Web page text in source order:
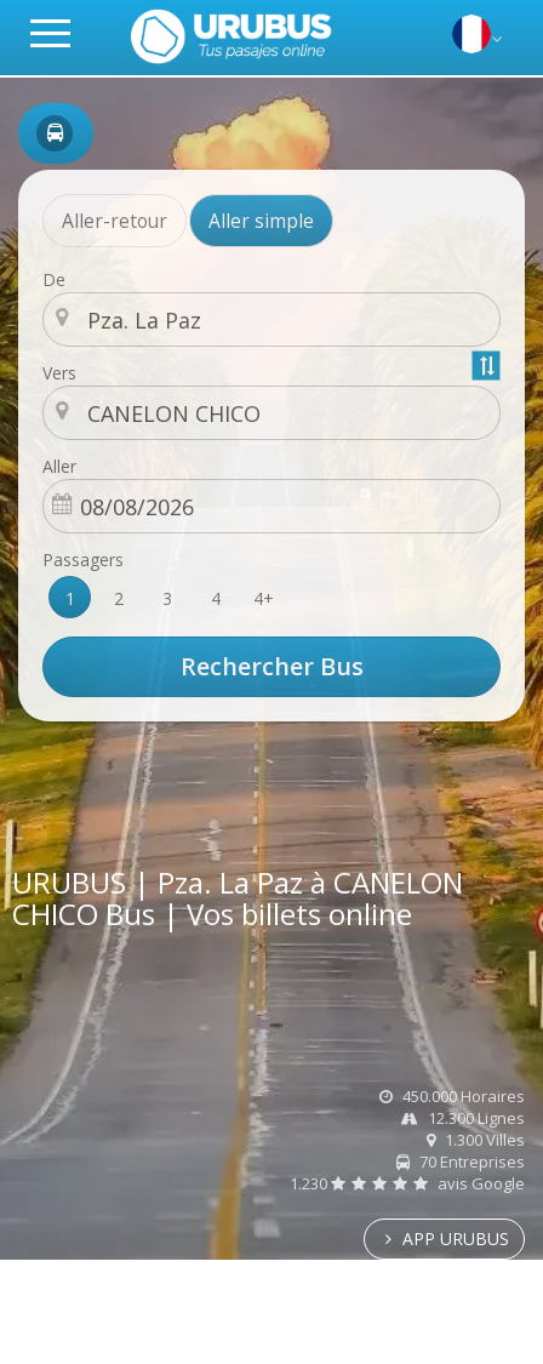
Aller-retour Aller simple
De
Vers
Aller
Passagers
1
2 3 4 4+
URUBUS | Pza. La Paz à CANELON
CHICO Bus | Vos billets online
450.000 Horaires
12.300 Lignes
1.300 Villes
70 Entreprises
1.230
avis Google
APP URUBUS